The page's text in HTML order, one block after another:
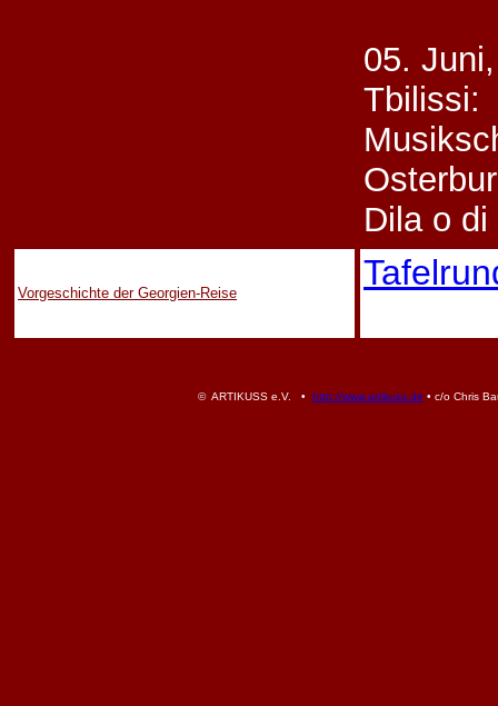
05.
Tbilissi:
Dila o di
Vorgeschichte der Georgien-Reise
© ARTIKUSS e.V. • http://www.artikuss.de • c/o Chris